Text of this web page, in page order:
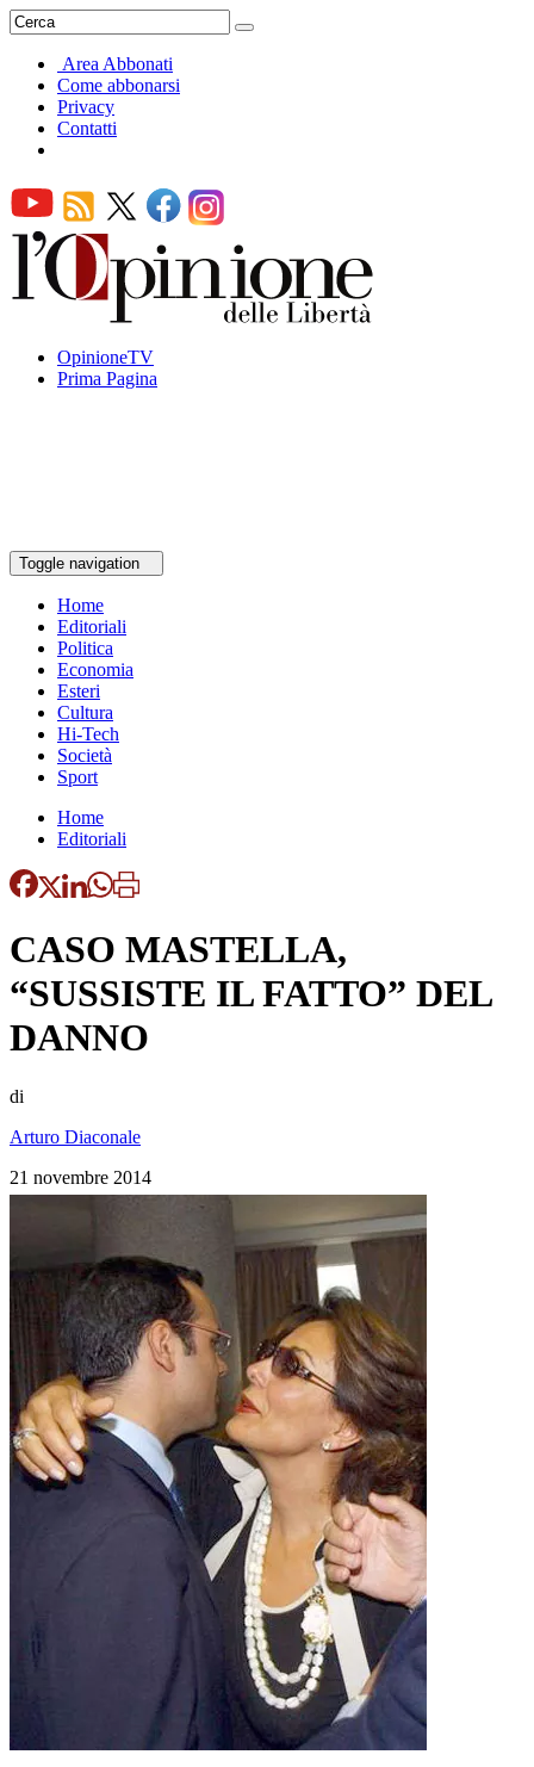
Area Abbonati
Come abbonarsi
Privacy
Contatti
OpinioneTV
Prima Pagina
Toggle navigation
Home
Editoriali
Politica
Economia
Esteri
Cultura
Hi-Tech
Società
Sport
Home
Editoriali
CASO MASTELLA,
“SUSSISTE IL FATTO” DEL
DANNO
di
Arturo Diaconale
21 novembre 2014